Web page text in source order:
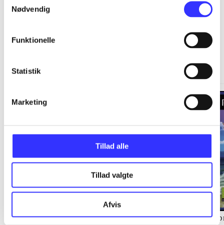
Nødvendig
Funktionelle
Statistik
Marketing
Tillad alle
Tillad valgte
Afvis
Springdale
Staldens hemmelighed
Langs kysten